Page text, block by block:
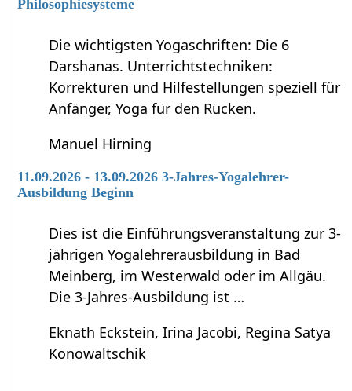
Philosophiesysteme
Die wichtigsten Yogaschriften: Die 6
Darshanas. Unterrichtstechniken:
Korrekturen und Hilfestellungen speziell für
Anfänger, Yoga für den Rücken.
Manuel Hirning
11.09.2026 - 13.09.2026 3-Jahres-Yogalehrer-
Ausbildung Beginn
Dies ist die Einführungsveranstaltung zur 3-
jährigen Yogalehrerausbildung in Bad
Meinberg, im Westerwald oder im Allgäu.
Die 3-Jahres-Ausbildung ist …
Eknath Eckstein, Irina Jacobi, Regina Satya
Konowaltschik